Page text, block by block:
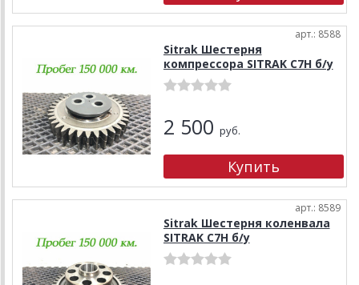
арт.: 8588
Sitrak Шестерня
компрессора SITRAK C7H б/у
2 500 руб.
арт.: 8589
Sitrak Шестерня коленвала
SITRAK C7H б/у